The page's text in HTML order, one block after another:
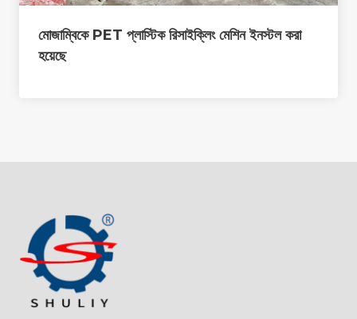
মোজাম্বিকে PET প্লাস্টিক রিসাইক্লিং মেশিন ইনস্টল করা
হয়েছে